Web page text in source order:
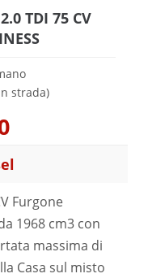
TDI 75 CV
strada)
Furgone
1968 cm3 con
massima di
Casa sul misto